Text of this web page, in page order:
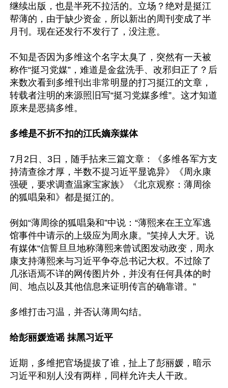
继续出版，也是半死不拉活的。立场？绝对是挺江
帮薄的，由于缺少资金，所以新出的周刊变成了半
月刊。现在还发行不发行了，没注意。
不知是否因为多维这个名字太臭了，突然有一天被
称作“挺习党媒”，难道是金盆洗手、改邪归正了？后
来数次看到多维刊出非常明显的打习挺江的文章，
转载者注明的来源照旧写“挺习党媒多维”。这才知道
原来是恶搞多维。
多维是不折不扣的江氏嫡亲媒体
7月2日、3日，随手拈来三篇文章：《多维各军方支
持清查徐才厚，半数不提习近平显诡异》《周永康
强硬，要求调查温家宝家族》《北京观察：薄周徐
的狐唱枭和》都是挺江的。
例如“薄周徐的狐唱枭和”中说：“薄熙来在王立军逃
馆事件中请示的上级应为周永康。”笑掉人大牙。说
有媒体“信誓旦旦地称薄熙来曾试图发动政变，周永
康支持薄熙来与习近平争夺总书记大权。不过除了
几张语焉不详的网传图片外，并没有任何具体的时
间、地点以及其他信息来证明传言的确靠谱。”
多维打击习温，并否认薄周勾结。
给彭丽媛造谣 抹黑习近平
近期，多维把官场提拔了谁，扯上了彭丽媛，暗示
习近平和别人没有两样，同样允许夫人干政。